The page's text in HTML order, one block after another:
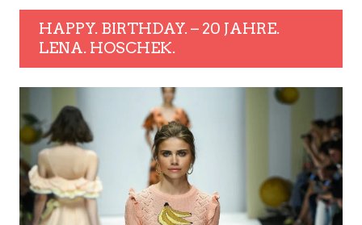
HAPPY. BIRTHDAY. – 20 JAHRE.
LENA. HOSCHEK.